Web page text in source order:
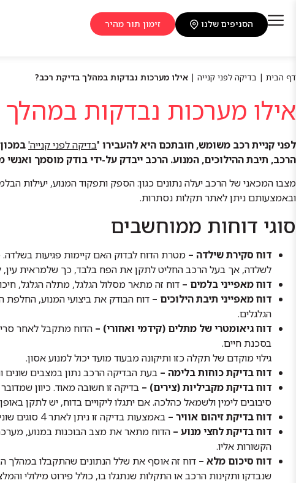
הסניפים שלנו זימון תור מהיר
דף הבית | בדיקה לפני קנייה | אילו מערכות נבדקות במהלך בדיקת רכב?
אילו מערכות נבדקות
לפני קניית רכב משומש, חובתכם היא להעבירו 'בדיקה לפני קנייה'
הרכב, תיבת ההילוכים, המנוע. הרכב ייבדק על-ידי בודק מוסמך ואנשי
מצבו המכאני של הרכב יעלה נתונים כגון: הספק ותפקוד המנוע, יעילות
ובאמצעותם ניתן לאתר תקלות נסתרות.
סוגי דוחות ממוחשבים
דוח סקירת שילדה – מטרת הדוח לבדוק האם קיימות פגיעות
לשלדה, אך בעל הרכב החליט לתקן את הפח בלבד, כך שלמראית עין,
דוח מאפייני בלמים – דוח זה מתאר מסלול הגלגל, מתלה הגלגל,
דוח מאפייני תיבת הילוכים – דוח הבודק את ביצועי המנוע,
הגלגלים.
דוח גיאומטרי של מתלים (קידמי ואחורי) – הדוח מתקבל לאחר
בסכנת חיים.
גילוי מוקדם של תקלה כזו ותיקונה מבעוד מועד יכול למנוע אסון.
דוח בדיקת כוחות בלימה – בעת הבדיקה הרכב נתון במצבים שונים
דוח בדיקת מקביליות (צירים) – בדיקה זו חשובה מאוד. כיוון
סיבובים לימין ולשמאל כהלכה. אם יתגלו ליקויים בדוח, יש לתקן באופן
דוח בדיקת זיהום אוויר – באמצעות בדיקה זו ניתן לאתר 4 סוגים שונים של גזים מזהמים שהרכב עשוי לפלוט, העלולים לפגוע בסביבה. על הרכב לעמוד בתקן המותר לפליטת מזהמים.
דוח בדיקת לחצי מנוע – הדוח מתאר את מצב הבוכנות במנוע,
הקשורות אליו.
דוח סיכום מלא – דוח זה אוסף את שלל הנתונים שהתקבלו במהלך
שנבדקו ותקינות הרכב או התקלות שנתגלו בו, כולל פירוט מילולי